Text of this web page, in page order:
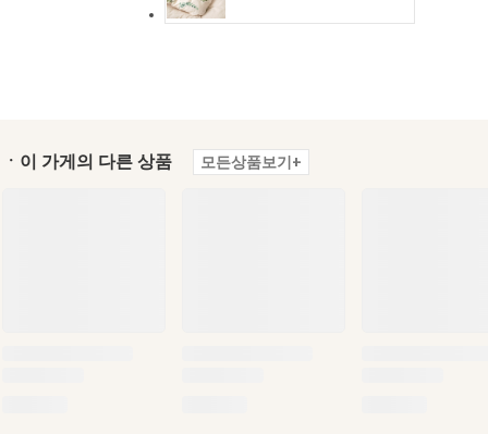
ㆍ이 가게의 다른 상품 모든상품보기+